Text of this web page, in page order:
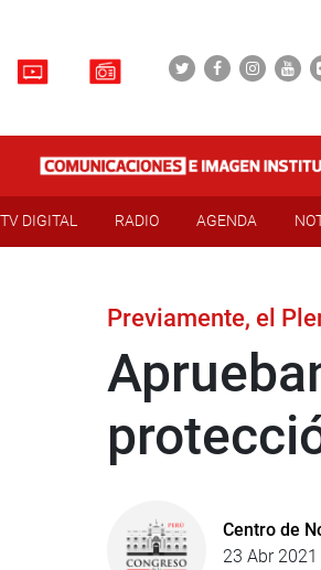
TV DIGITAL RADIO AGENDA
Previamente, el
Centro de
23 Abr